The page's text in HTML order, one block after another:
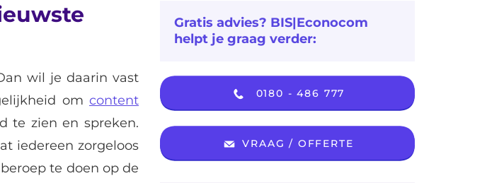
wil je daarin vast
om content
te zien en spreken.
iedereen zorgeloos
te doen op de
Gratis advies? BIS|Econocom
helpt je graag verder:
0180 - 486 777
VRAAG / OFFERTE